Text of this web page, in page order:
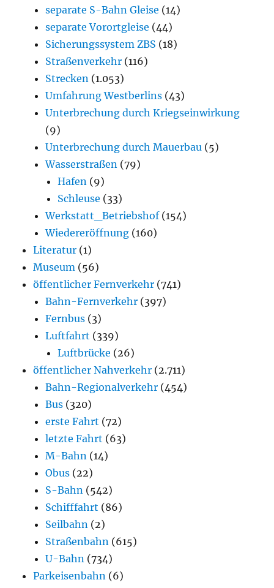
separate S-Bahn Gleise (14)
separate Vorortgleise (44)
Sicherungssystem ZBS (18)
Straßenverkehr (116)
Strecken (1.053)
Umfahrung Westberlins (43)
Unterbrechung durch Kriegseinwirkung
(9)
Unterbrechung durch Mauerbau (5)
Wasserstraßen (79)
Hafen (9)
Schleuse (33)
Werkstatt_Betriebshof(154)
Wiedereröffnung (160)
Literatur (1)
Museum (56)
öffentlicher Fernverkehr (741)
Bahn-Fernverkehr (397)
Fernbus (3)
Luftfahrt (339)
Luftbrücke (26)
öffentlicher Nahverkehr (2.711)
Bahn-Regionalverkehr (454)
Bus (320)
erste Fahrt (72)
letzte Fahrt (63)
M-Bahn (14)
Obus (22)
S-Bahn (542)
Schifffahrt (86)
Seilbahn (2)
Straßenbahn (615)
U-Bahn (734)
Parkeisenbahn (6)